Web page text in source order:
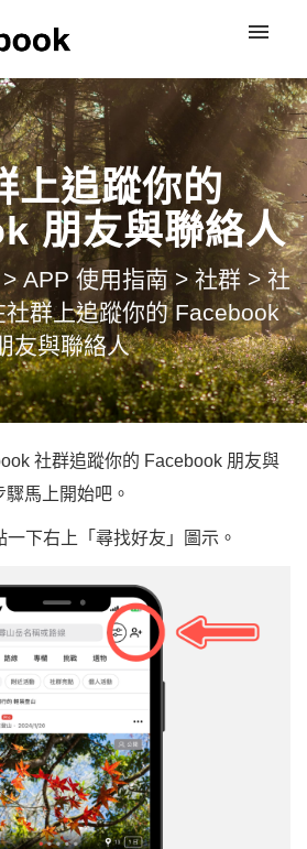
上追蹤你的
朋友與聯絡人
> APP 使用指南 > 社群 > 社
社群上追蹤你的 Facebook
友與聯絡人
社群追蹤你的 Facebook 朋友與
馬上開始吧。
下右上「尋找好友」圖示。